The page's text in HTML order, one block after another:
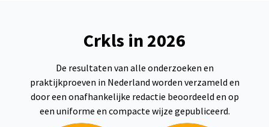
Crkls in 2026
De resultaten van alle onderzoeken en
praktijkproeven in Nederland worden verzameld en
door een onafhankelijke redactie beoordeeld en op
een uniforme en compacte wijze gepubliceerd.